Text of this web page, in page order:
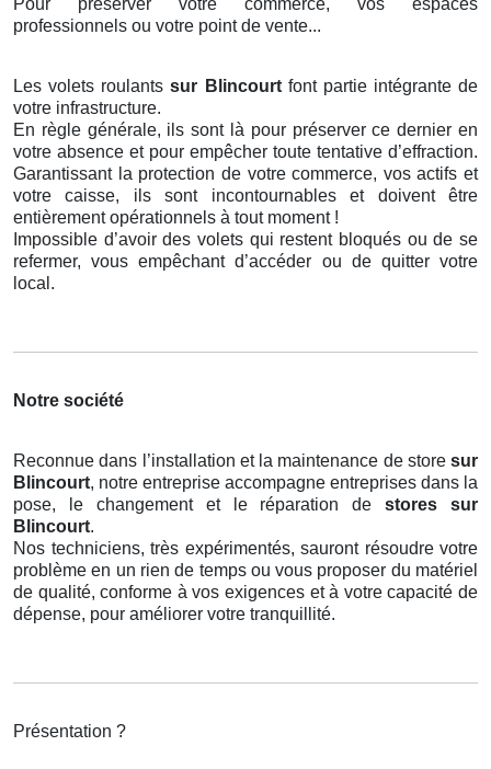
Pour préserver votre commerce, vos espaces
professionnels ou votre point de vente...
Les volets roulantssur Blincourt font partie intégrante de
votre infrastructure.
En règle générale, ils sont là pour préserver ce dernier en
votre absence et pour empêcher toute tentative d’effraction.
Garantissant la protection de votre commerce, vos actifs et
votre caisse, ils sont incontournables et doivent être
entièrement opérationnels à tout moment !
Impossible d’avoir des volets qui restent bloqués ou de se
refermer, vous empêchant d’accéder ou de quitter votre
local.
Notre société
Reconnue dans l’installation et la maintenance de store sur
Blincourt, notre entreprise accompagne entreprises dans la
pose, le changement et le réparation destores
sur
Blincourt.
Nos techniciens, très expérimentés, sauront résoudre votre
problème en un rien de temps ou vous proposer du matériel
de qualité, conforme à vos exigences et à votre capacité de
dépense, pour améliorer votre tranquillité.
Présentation ?